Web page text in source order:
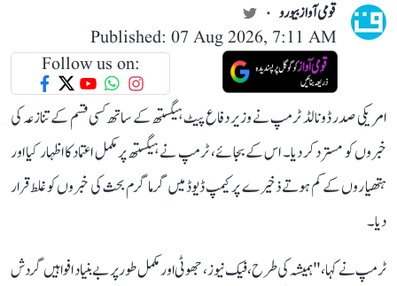
قومی آواز بیورو
Published: 07 Aug 2026, 7:11 AM
Follow us on:
امریکی صدر ڈونالڈ ٹرمپ نے وزیر دفاع پیٹ ہیگستھ کے ساتھ کسی قسم کے تنازعہ کی
خبروں کو مسترد کر دیا۔ اس کے بجائے، ٹرمپ نے ہیگستھ پر مکمل اعتماد کا اظہار کیا اور
ہتھیاروں کے کم ہوتے ذخیرے پر کیمپ ڈیوڈ میں گرما گرم بحث کی خبروں کو غلط قرار
دیا۔
ٹرمپ نے کہا، "ہمیشہ کی طرح، فیک نیوز ، جھوٹی اور مکمل طور پر بے بنیاد افواہیں گردش